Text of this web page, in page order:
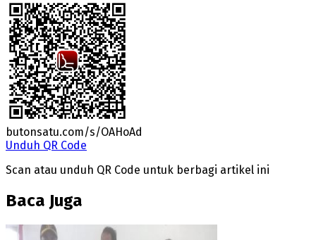
butonsatu.com/s/OAHoAd
Unduh QR Code
Scan atau unduh QR Code untuk berbagi artikel ini
Baca Juga